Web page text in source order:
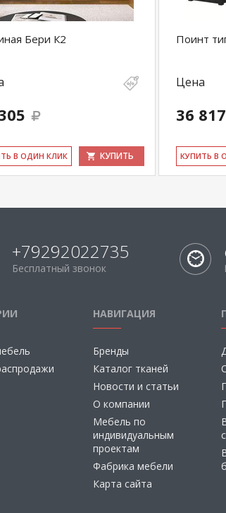
Бери К2
В ОДИН КЛИК КУПИТЬ
Поинт
Цена
36 817
КУ­ПИТЬ В
+79292022735
Бесплатный звонок
НАВИГАЦИЯ
Бренды
Каталог тканей
Новости и статьи
О компании
Мебель по
индивидуальным
проектам
Фабрика мебели
Карта сайта